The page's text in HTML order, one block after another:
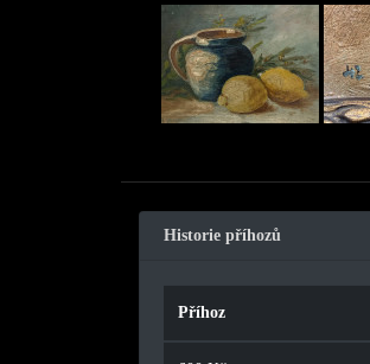
Obchod s uměním
Historie příhozů
Příhoz